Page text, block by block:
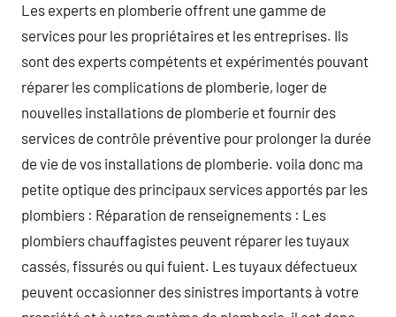
Les experts en plomberie offrent une gamme de
services pour les propriétaires et les entreprises. Ils
sont des experts compétents et expérimentés pouvant
réparer les complications de plomberie, loger de
nouvelles installations de plomberie et fournir des
services de contrôle préventive pour prolonger la durée
de vie de vos installations de plomberie. voila donc ma
petite optique des principaux services apportés par les
plombiers : Réparation de renseignements : Les
plombiers chauffagistes peuvent réparer les tuyaux
cassés, fissurés ou qui fuient. Les tuyaux défectueux
peuvent occasionner des sinistres importants à votre